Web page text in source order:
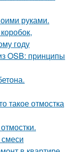
руками.
году
OSB: принципы
такое отмостка